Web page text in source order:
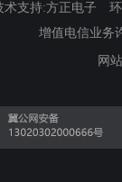
支持:方正电子
增值电信业务
网